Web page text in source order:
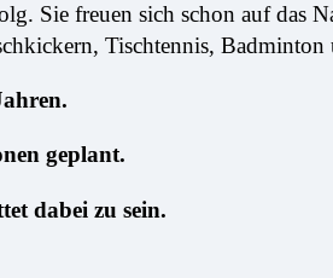
Sie freuen sich schon auf das
Tischtennis, Badminton
geplant.
dabei zu sein.